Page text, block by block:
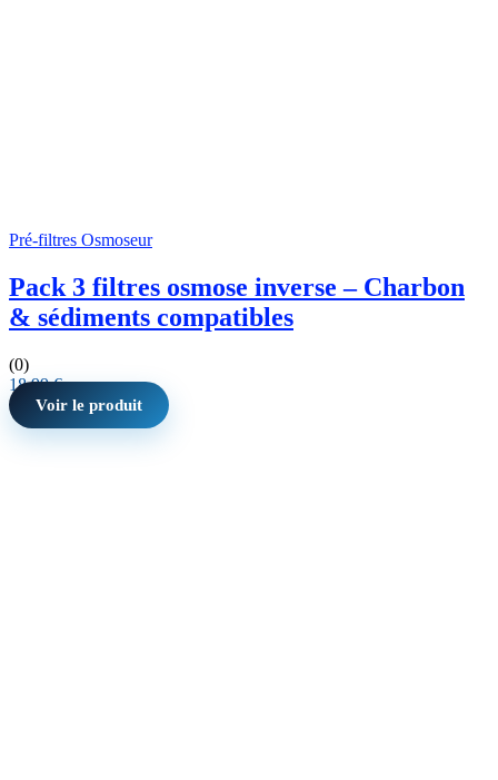
Pré-filtres Osmoseur
Pack 3 filtres osmose inverse – Charbon
& sédiments compatibles
(0)
18,99€
Voir le produit